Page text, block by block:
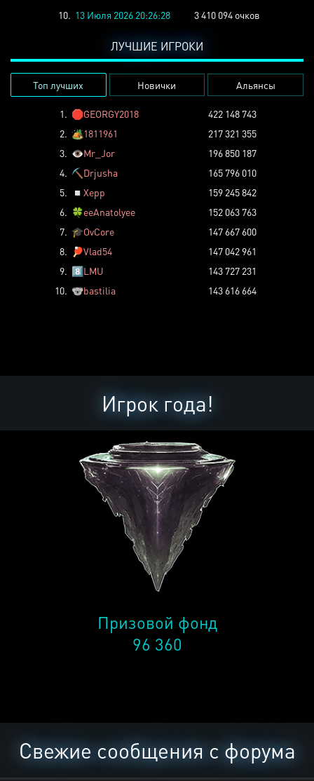
10. 13 Июля 2026 20:26:28 3 410 094 очков
ЛУЧШИЕ ИГРОКИ
Топ лучших Новички Альянсы
1. 🛑GEORGY2018
422 148 743
2. 🏕️1811961
217 321 355
3. 👁️Mr_Jor
196 850 187
4. ⛏️ Drjusha
165 796 010
5.
◽ Xepp
159 245 842
6. 🍀eeAnatolyee
152 063 763
7. 🎓OvCore
147 667 600
8.
🏓Vlad54
147 042 961
9. 8️⃣LMU
143 727 231
10. 🐨bastilia 143 616 664
Игрок года!
Призовой фонд
96 360
Свежие сообщения с форума